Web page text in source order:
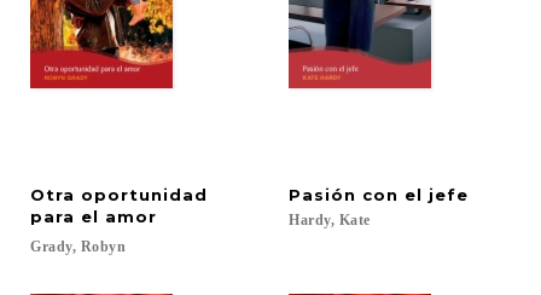
Otra oportunidad
para el amor
Grady, Robyn
Pasión con el jefe
Hardy, Kate